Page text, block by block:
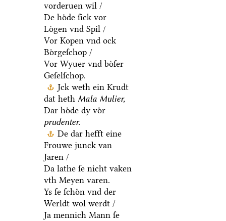
vorderuen wil /
De hoͤde ſick vor
Loͤgen vnd Spil /
Vor Kopen vnd ock
Boͤrgeſchop /
Vor Wyuer vnd boͤſer
Geſelſchop.
Jck weth ein Krudt
dat heth Mala Mulier,
Dar hoͤde dy voͤr
prudenter.
De dar hefft eine
Frouwe junck van
Jaren /
Da lathe ſe nicht vaken
vth Meyen varen.
Ys ſe ſchoͤn vnd der
Werldt wol werdt /
Ja mennich Mann ſe